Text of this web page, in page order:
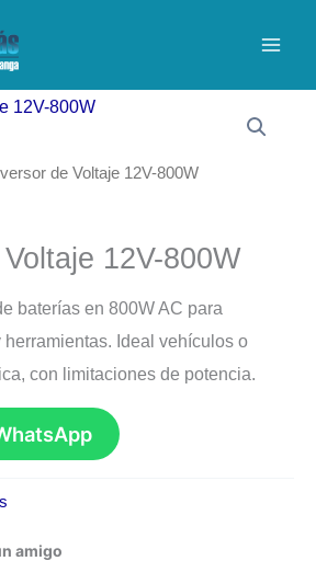
de Voltaje 12V-800W
12V-800W
baterías en 800W AC para
Ideal vehículos o
con limitaciones de potencia.
amigo